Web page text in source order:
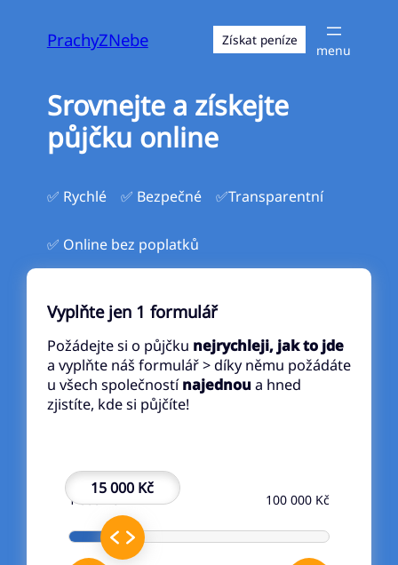
PrachyZNebe Získat peníze
Srovnejte a získejte
půjčku online
✅ Rychlé ✅ Bezpečné ✅Transparentní
✅ Online bez poplatků
Vyplňte jen 1 formulář
Požádejte si o půjčku nejrychleji, jak to jde
a vyplňte náš formulář > díky němu požádáte
u všech společnostínajednou a hned
zjistíte, kde si půjčíte!
15 000 Kč
1 000 Kč 100 000 Kč